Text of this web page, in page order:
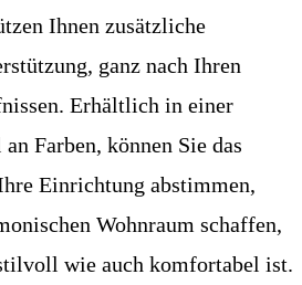
Ihnen zusätzliche
ganz nach Ihren
Erhältlich in einer
Farben, können Sie das
Einrichtung abstimmen,
Wohnraum schaffen,
wie auch komfortabel ist.